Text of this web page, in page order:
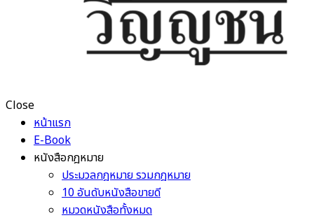
Close
หน้าแรก
E-Book
หนังสือกฎหมาย
ประมวลกฎหมาย รวมกฎหมาย
10 อันดับหนังสือขายดี
หมวดหนังสือทั้งหมด